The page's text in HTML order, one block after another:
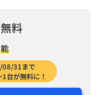
料
08/31まで
台が無料に！